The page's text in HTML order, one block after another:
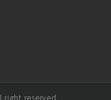
right reserved